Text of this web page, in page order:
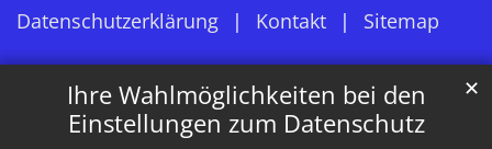
Ihre Wahlmöglichkeiten bei den
Einstellungen zum Datenschutz
✕
Datenschutzerklärung
Kontakt Sitemap